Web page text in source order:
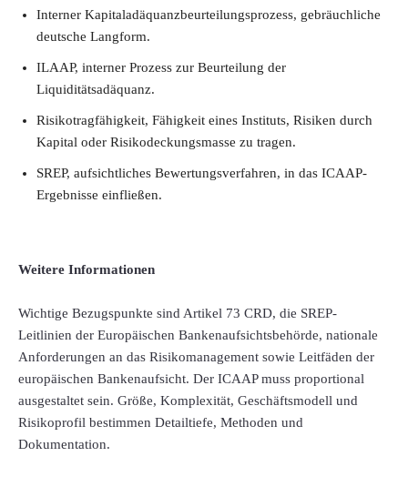
Interner Kapitaladäquanzbeurteilungsprozess, gebräuchliche
deutsche Langform.
ILAAP, interner Prozess zur Beurteilung der
Liquiditätsadäquanz.
Risikotragfähigkeit, Fähigkeit eines Instituts, Risiken durch
Kapital oder Risikodeckungsmasse zu tragen.
SREP, aufsichtliches Bewertungsverfahren, in das ICAAP-
Ergebnisse einfließen.
Weitere Informationen
Wichtige Bezugspunkte sind Artikel 73 CRD, die SREP-
Leitlinien der Europäischen Bankenaufsichtsbehörde, nationale
Anforderungen an das Risikomanagement sowie Leitfäden der
europäischen Bankenaufsicht. Der ICAAP muss proportional
ausgestaltet sein. Größe, Komplexität, Geschäftsmodell und
Risikoprofil bestimmen Detailtiefe, Methoden und
Dokumentation.